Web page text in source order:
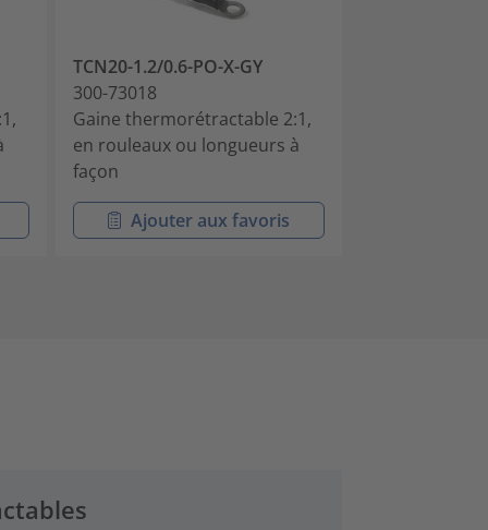
TCN20-1.2/0.6-PO-X-GY
300-73018
Gaine thermorétractable 2:1,
en rouleaux ou longueurs à
façon
Ajouter aux favoris